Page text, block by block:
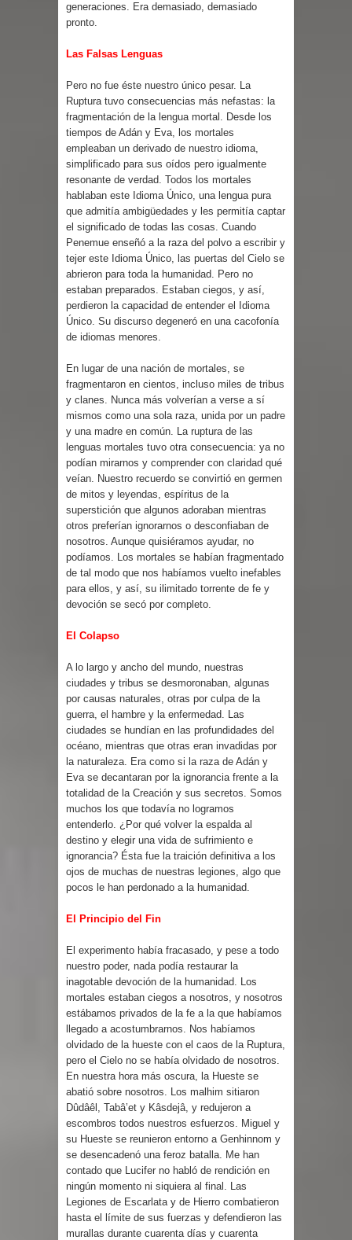
generaciones. Era demasiado, demasiado
pronto.
Las Falsas Lenguas
Pero no fue éste nuestro único pesar. La
Ruptura tuvo consecuencias más nefastas: la
fragmentación de la lengua mortal. Desde los
tiempos de Adán y Eva, los mortales
empleaban un derivado de nuestro idioma,
simplificado para sus oídos pero igualmente
resonante de verdad. Todos los mortales
hablaban este Idioma Único, una lengua pura
que admitía ambigüedades y les permitía captar
el significado de todas las cosas. Cuando
Penemue enseñó a la raza del polvo a escribir y
tejer este Idioma Único, las puertas del Cielo se
abrieron para toda la humanidad. Pero no
estaban preparados. Estaban ciegos, y así,
perdieron la capacidad de entender el Idioma
Único. Su discurso degeneró en una cacofonía
de idiomas menores.
En lugar de una nación de mortales, se
fragmentaron en cientos, incluso miles de tribus
y clanes. Nunca más volverían a verse a sí
mismos como una sola raza, unida por un padre
y una madre en común. La ruptura de las
lenguas mortales tuvo otra consecuencia: ya no
podían mirarnos y comprender con claridad qué
veían. Nuestro recuerdo se convirtió en germen
de mitos y leyendas, espíritus de la
superstición que algunos adoraban mientras
otros preferían ignorarnos o desconfiaban de
nosotros. Aunque quisiéramos ayudar, no
podíamos. Los mortales se habían fragmentado
de tal modo que nos habíamos vuelto inefables
para ellos, y así, su ilimitado torrente de fe y
devoción se secó por completo.
El Colapso
A lo largo y ancho del mundo, nuestras
ciudades y tribus se desmoronaban, algunas
por causas naturales, otras por culpa de la
guerra, el hambre y la enfermedad. Las
ciudades se hundían en las profundidades del
océano, mientras que otras eran invadidas por
la naturaleza. Era como si la raza de Adán y
Eva se decantaran por la ignorancia frente a la
totalidad de la Creación y sus secretos. Somos
muchos los que todavía no logramos
entenderlo. ¿Por qué volver la espalda al
destino y elegir una vida de sufrimiento e
ignorancia? Ésta fue la traición definitiva a los
ojos de muchas de nuestras legiones, algo que
pocos le han perdonado a la humanidad.
El Principio del Fin
El experimento había fracasado, y pese a todo
nuestro poder, nada podía restaurar la
inagotable devoción de la humanidad. Los
mortales estaban ciegos a nosotros, y nosotros
estábamos privados de la fe a la que habíamos
llegado a acostumbrarnos. Nos habíamos
olvidado de la hueste con el caos de la Ruptura,
pero el Cielo no se había olvidado de nosotros.
En nuestra hora más oscura, la Hueste se
abatió sobre nosotros. Los malhim sitiaron
Dûdâêl, Tabâ’et y Kâsdejâ, y redujeron a
escombros todos nuestros esfuerzos. Miguel y
su Hueste se reunieron entorno a Genhinnom y
se desencadenó una feroz batalla. Me han
contado que Lucifer no habló de rendición en
ningún momento ni siquiera al final. Las
Legiones de Escarlata y de Hierro combatieron
hasta el límite de sus fuerzas y defendieron las
murallas durante cuarenta días y cuarenta